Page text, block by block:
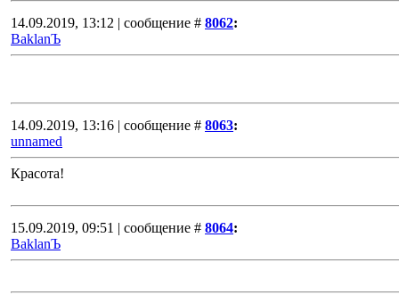
14.09.2019, 13:12 | сообщение # 8062:
BaklanЪ
14.09.2019, 13:16 | сообщение # 8063:
unnamed
Красота!
15.09.2019, 09:51 | сообщение # 8064:
BaklanЪ